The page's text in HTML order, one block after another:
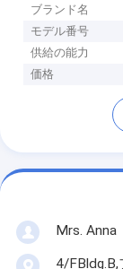
ブランド名
モデル番号
供給の能力
価格
Mrs. Anna
4/FBldg.B,